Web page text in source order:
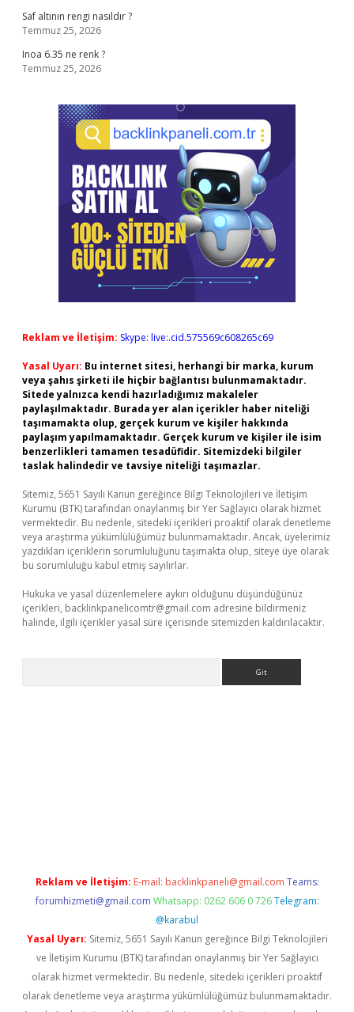
Saf altının rengi nasıldır ?
Temmuz 25, 2026
Inoa 6.35 ne renk ?
Temmuz 25, 2026
Reklam ve İletişim: Skype: live:.cid.575569c608265c69
Yasal Uyarı: Bu internet sitesi, herhangi bir marka, kurum
veya şahıs şirketi ile hiçbir bağlantısı bulunmamaktadır.
Sitede yalnızca kendi hazırladığımız makaleler
paylaşılmaktadır. Burada yer alan içerikler haber niteliği
taşımamakta olup, gerçek kurum ve kişiler hakkında
paylaşım yapılmamaktadır. Gerçek kurum ve kişiler ile isim
benzerlikleri tamamen tesadüfidir. Sitemizdeki bilgiler
taslak halindedir ve tavsiye niteliği taşımazlar.
Sitemiz, 5651 Sayılı Kanun gereğince Bilgi Teknolojileri ve İletişim
Kurumu (BTK) tarafından onaylanmış bir Yer Sağlayıcı olarak hizmet
vermektedir. Bu nedenle, sitedeki içerikleri proaktif olarak denetleme
veya araştırma yükümlülüğümüz bulunmamaktadır. Ancak, üyelerimiz
yazdıkları içeriklerin sorumluluğunu taşımakta olup, siteye üye olarak
bu sorumluluğu kabul etmiş sayılırlar.
Hukuka ve yasal düzenlemelere aykırı olduğunu düşündüğünüz
içerikleri, backlinkpanelicomtr@gmail.com adresine bildirmeniz
halinde, ilgili içerikler yasal süre içerisinde sitemizden kaldırılacaktır.
Reklam ve İletişim: E-mail: backlinkpaneli@gmail.com Teams:
forumhizmeti@gmail.com Whatsapp: 0262 606 0 726 Telegram:
@karabul
Yasal Uyarı: Sitemiz, 5651 Sayılı Kanun gereğince Bilgi Teknolojileri
ve İletişim Kurumu (BTK) tarafından onaylanmış bir Yer Sağlayıcı
olarak hizmet vermektedir. Bu nedenle, sitedeki içerikleri proaktif
olarak denetleme veya araştırma yükümlülüğümüz bulunmamaktadır.